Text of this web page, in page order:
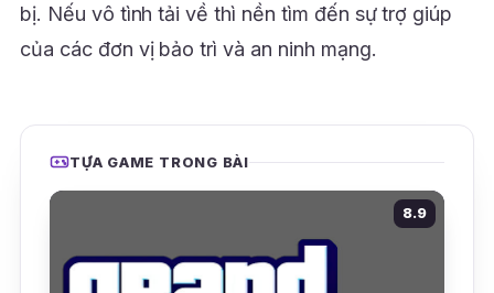
bị. Nếu vô tình tải về thì nền tìm đến sự trợ giúp
của các đơn vị bảo trì và an ninh mạng.
TỰA GAME TRONG BÀI
8.9